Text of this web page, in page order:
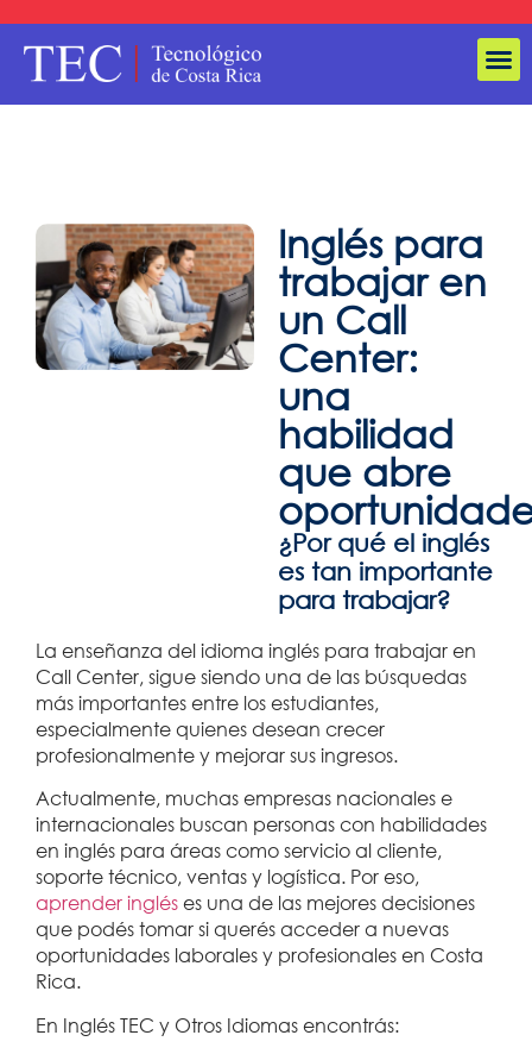
Inglés para
trabajar en
un Call
Center:
una
habilidad
que abre
¿Por qué el inglés
es tan importante
para trabajar?
La enseñanza del idioma inglés para trabajar en
Call Center, sigue siendo una de las búsquedas
más importantes entre los estudiantes,
especialmente quienes desean crecer
profesionalmente y mejorar sus ingresos.
Actualmente, muchas empresas nacionales e
internacionales buscan personas con habilidades
en inglés para áreas como servicio al cliente,
soporte técnico, ventas y logística. Por eso,
aprender ingléses una de las mejores decisiones
que podés tomar si querés acceder a nuevas
oportunidades laborales y profesionales en Costa
Rica.
En Inglés TEC y Otros Idiomas encontrás: